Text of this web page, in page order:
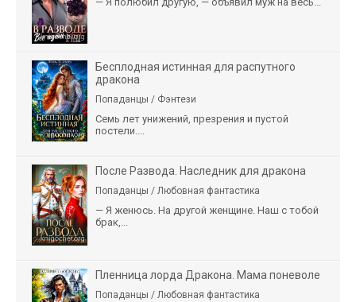
Бесплодная истинная для распутного
дракона
Попаданцы / Фэнтези
Семь лет унижений, презрения и пустой
постели....
После Развода. Наследник для дракона
Попаданцы / Любовная фантастика
— Я женюсь. На другой женщине. Наш с тобой
брак,...
Пленница лорда Дракона. Мама поневоле
Попаданцы / Любовная фантастика